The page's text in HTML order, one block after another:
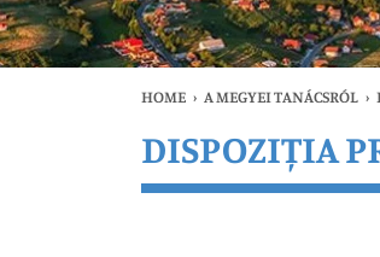
HOME › A MEGYEI TANÁCSRÓL ›
DISPOZIȚIA